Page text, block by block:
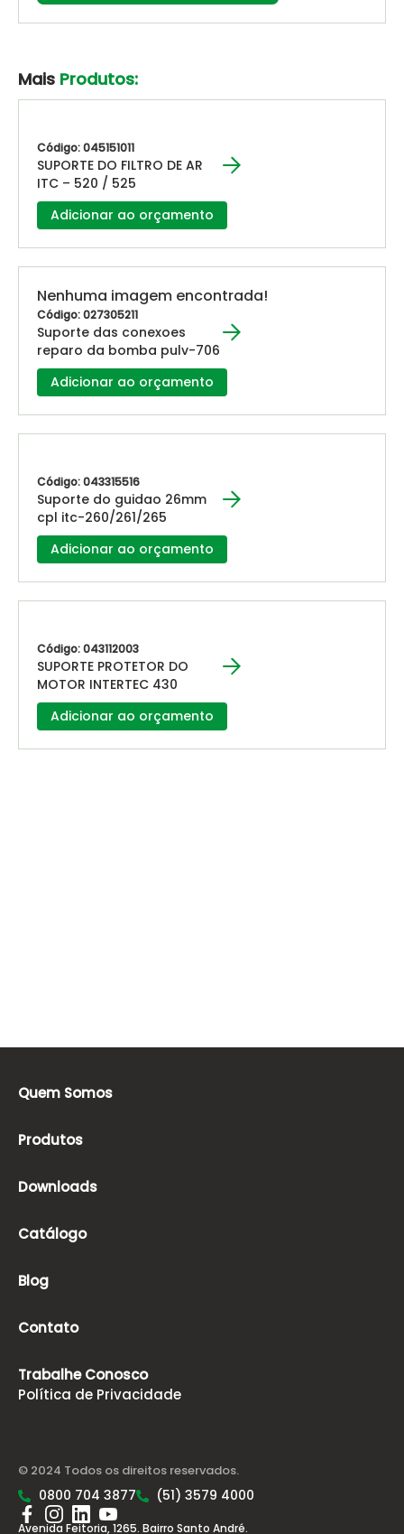
Mais Produtos:
Código: 045151011
SUPORTE DO FILTRO DE AR
ITC – 520 / 525
Adicionar ao orçamento
Nenhuma imagem encontrada!
Código: 027305211
Suporte das conexoes
reparo da bomba pulv-706
Adicionar ao orçamento
Código: 043315516
Suporte do guidao 26mm
cpl itc-260/261/265
Adicionar ao orçamento
Código: 043112003
SUPORTE PROTETOR DO
MOTOR INTERTEC 430
Adicionar ao orçamento
Quem Somos
Produtos
Downloads
Catálogo
Blog
Contato
Trabalhe Conosco
Política de Privacidade
© 2024 Todos os direitos reservados.
0800 704 3877 (51) 3579 4000
Avenida Feitoria, 1265. Bairro Santo André.